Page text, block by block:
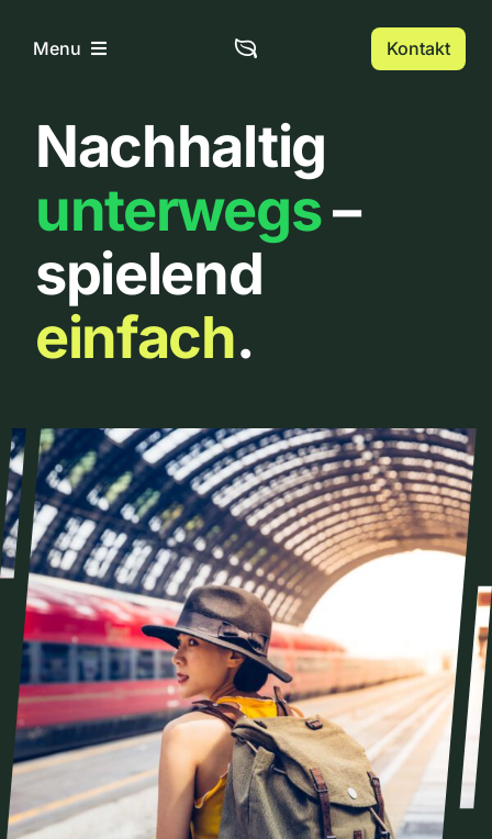
InhaltMenu
Home
Über uns
Urbanlist
Kontakt
Nachhaltig
unterwegs–
spielend
einfach.